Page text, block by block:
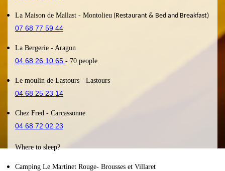
La Maison de Mallast - Montolieu (Restaurant & Bed and Breakfast)
07 68 77 59 44
La Bergerie - Aragon
04 68 26 10 65 - 70 people
Le moulin de Lastours - Lastours
04 68 25 23 14
Chez Fred - Carcassonne
04 68 72 02 23
Where to sleep?
Camping Le Martinet Rouge- Brousses et Villaret